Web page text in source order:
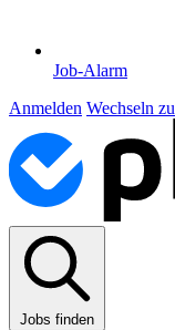
Job-Alarm
Anmelden Wechseln zu
Jobs finden